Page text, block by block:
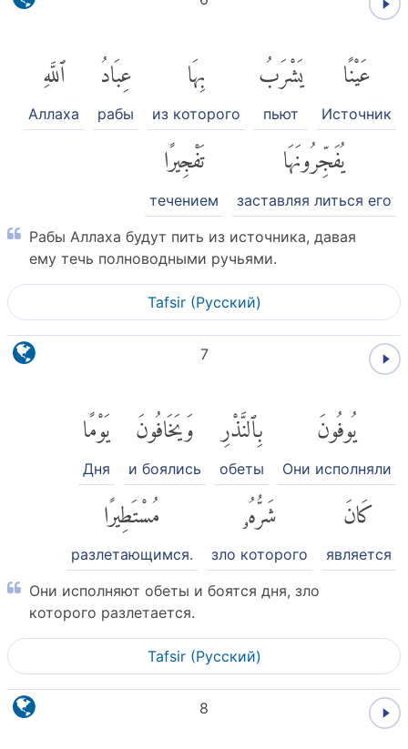
عَيْنًا
Источник
يَشْرَبُ
пьют
بِهَا
из которого
عِبَادُ
рабы
ٱللَّهِ
Аллаха
يُفَجِّرُونَهَا
заставляя литься его
تَفْجِيرًا
течением
Рабы Аллаха будут пить из источника, давая
ему течь полноводными ручьями.
Tafsir (Pусский)
7
يُوفُونَ
Они исполняли
بِٱلنَّذْرِ
обеты
وَيَخَافُونَ
и боялись
يَوْمًا
Дня
كَانَ
является
شَرُّهُۥ
зло которого
مُسْتَطِيرًا
разлетающимся.
Они исполняют обеты и боятся дня, зло
которого разлетается.
Tafsir (Pусский)
8